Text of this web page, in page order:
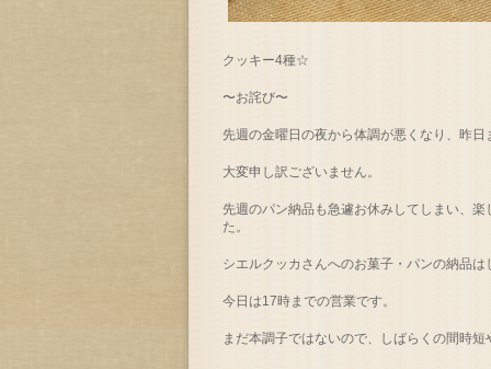
クッキー4種☆
〜お詫び〜
先週の金曜日の夜から体調が悪くなり、昨
大変申し訳ございません。
先週のパン納品も急遽お休みしてしまい、
た。
シエルクッカさんへのお菓子・パンの納品
今日は17時までの営業です。
まだ本調子ではないので、しばらくの間時